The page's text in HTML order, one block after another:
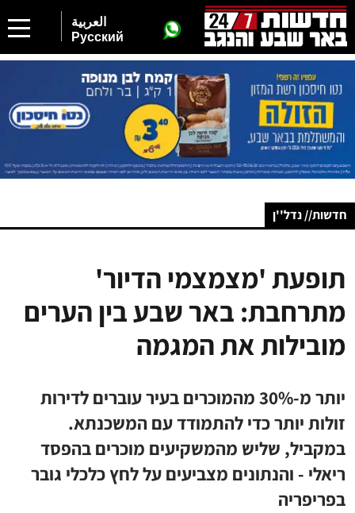
العربية
Русский
חדשות// נדל''ן
תופעת 'מצמצמי הדיור'
מתרחבת: באר שבע בין הערים
מובילות את המגמה
יותר מ-30% מהמוכרים בעיר עוברים לדירות
זולות יותר כדי להתמודד עם המשכנתא.
במקביל, שליש מהמשקיעים מוכרים בהפסד
ריאלי - והנתונים מצביעים על לחץ כלכלי גובר
בפריפריה